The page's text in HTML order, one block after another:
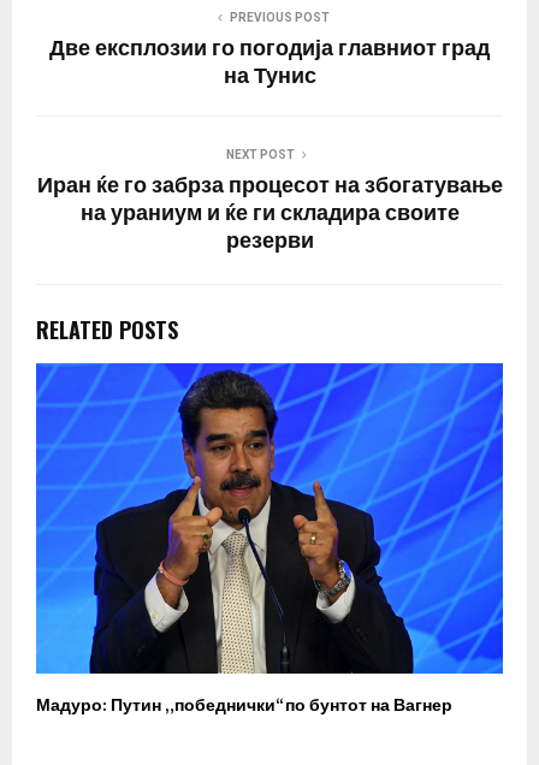
PREVIOUS POST
Две експлозии го погодија главниот град
на Тунис
NEXT POST
Иран ќе го забрза процесот на збогатување
на ураниум и ќе ги складира своите
резерви
RELATED POSTS
Мадуро: Путин „победнички“ по бунтот на Вагнер